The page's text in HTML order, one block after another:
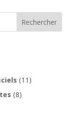
Rechercher
(11)
(8)